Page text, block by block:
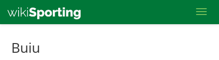
Buiu